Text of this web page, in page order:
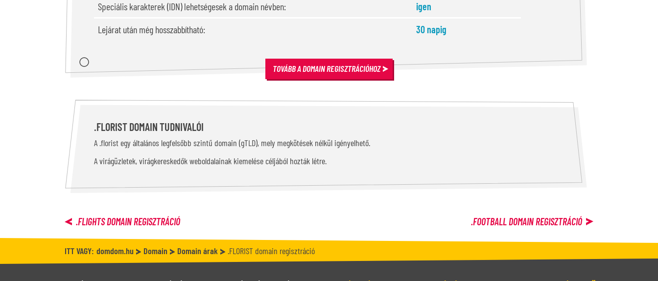
Speciális karakterek (IDN) lehetségesek a domain névben:
igen
Lejárat után még hosszabbítható:
30 napig
TOVÁBB A DOMAIN REGISZTRÁCIÓHOZ
.FLORIST DOMAIN TUDNIVALÓI
A .florist egy általános legfelsőbb szintű domain (gTLD), mely megkötések nélkül igényelhető.
A virágüzletek, virágkereskedők weboldalainak kiemelése céljából hozták létre.
.FLIGHTSDOMAIN REGISZTRÁCIÓ .FOOTBALLDOMAIN REGISZTRÁCIÓ
ITT VAGY: domdom.hu Domain Domain árak .FLORIST domain regisztráció